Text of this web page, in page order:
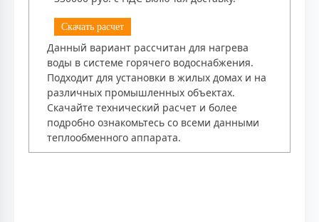
Скачать расчет
Данный вариант рассчитан для нагрева
воды в системе горячего водоснабжения.
Подходит для установки в жилых домах и на
различных промышленных объектах.
Скачайте технический расчет и более
подробно ознакомьтесь со всеми данными
теплообменного аппарата.